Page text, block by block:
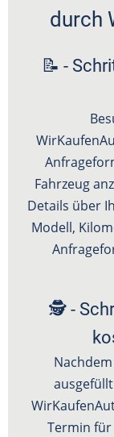
durch
📝 -
Fahrzeug
Details über
Modell,
🕵️ -
Termin für